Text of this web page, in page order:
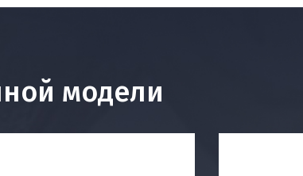
модели